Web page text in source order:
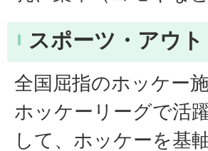
スポーツ・アウ
全国屈指のホッケー
ホッケーリーグで活
して、ホッケーを基